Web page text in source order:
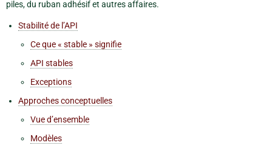
piles, du ruban adhésif et autres affaires.
Stabilité de l’API
Ce que « stable » signifie
API stables
Exceptions
Approches conceptuelles
Vue d’ensemble
Modèles